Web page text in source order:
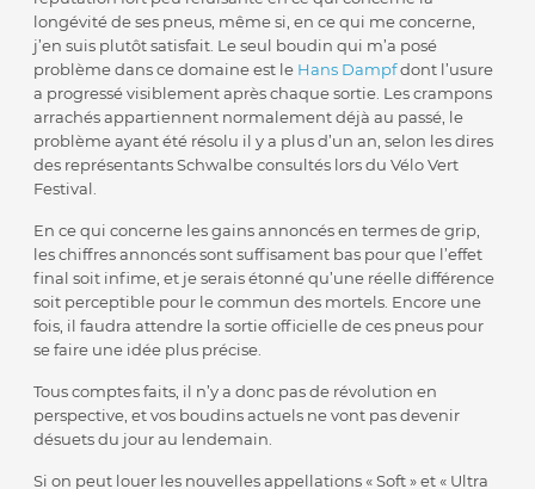
longévité de ses pneus, même si, en ce qui me concerne,
j’en suis plutôt satisfait. Le seul boudin qui m’a posé
problème dans ce domaine est le Hans Dampfdont l’usure
a progressé visiblement après chaque sortie. Les crampons
arrachés appartiennent normalement déjà au passé, le
problème ayant été résolu il y a plus d’un an, selon les dires
des représentants Schwalbe consultés lors du Vélo Vert
Festival.
En ce qui concerne les gains annoncés en termes de grip,
les chiffres annoncés sont suffisament bas pour que l’effet
final soit infime, et je serais étonné qu’une réelle différence
soit perceptible pour le commun des mortels. Encore une
fois, il faudra attendre la sortie officielle de ces pneus pour
se faire une idée plus précise.
Tous comptes faits, il n’y a donc pas de révolution en
perspective, et vos boudins actuels ne vont pas devenir
désuets du jour au lendemain.
Si on peut louer les nouvelles appellations « Soft » et « Ultra